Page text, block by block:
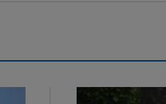
Endlich Regen...